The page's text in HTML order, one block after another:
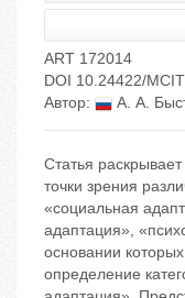
ART 172014
DOI 10.24422/
Автор:
А. А.
Статья
точки зрения
«социальная
адаптация»,
основании
определение